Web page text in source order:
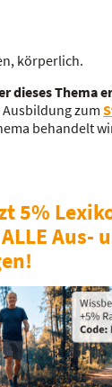
körperlich.
dieses Thema
zum
behandelt
5%
Aus-